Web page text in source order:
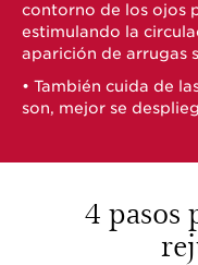
contorno de los ojos
estimulando la
aparición de arrugas
• También cuida de
son, mejor se
4 pasos